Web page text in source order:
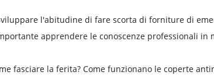
l'abitudine di fare scorta di forniture di
apprendere le conoscenze professionali in
fasciare la ferita? Come funzionano le coperte